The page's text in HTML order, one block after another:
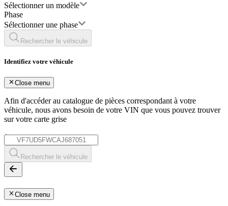
Sélectionner un modèle
Phase
Sélectionner une phase
Rechercher le véhicule
Identifiez votre véhicule
Close menu
Afin d'accéder au catalogue de pièces correspondant à votre
véhicule, nous avons besoin de votre VIN que vous pouvez trouver
sur votre carte grise
*
Rechercher le véhicule
Close menu